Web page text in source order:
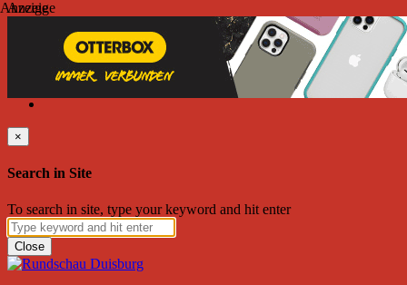
Donnerstag, August 06, 2026
Friend on Facebook Follow on Twitter
Subscribe to RSS
×
Search in Site
To search in site, type your keyword and hit enter
Close
Anzeige
Anzeige